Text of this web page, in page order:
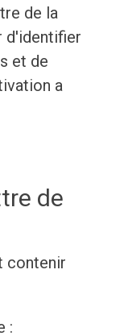
de la
d'identifier
et de
a
de
contenir
: